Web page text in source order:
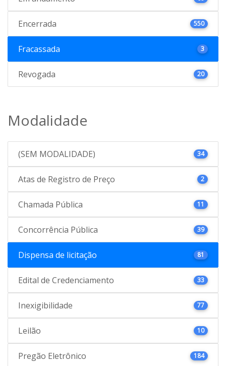
Encerrada 550
Fracassada 3
Revogada 20
Modalidade
(SEM MODALIDADE) 34
Atas de Registro de Preço 2
Chamada Pública 11
Concorrência Pública 39
Dispensa de licitação 81
Edital de Credenciamento 33
Inexigibilidade 77
Leilão 10
Pregão Eletrônico 184